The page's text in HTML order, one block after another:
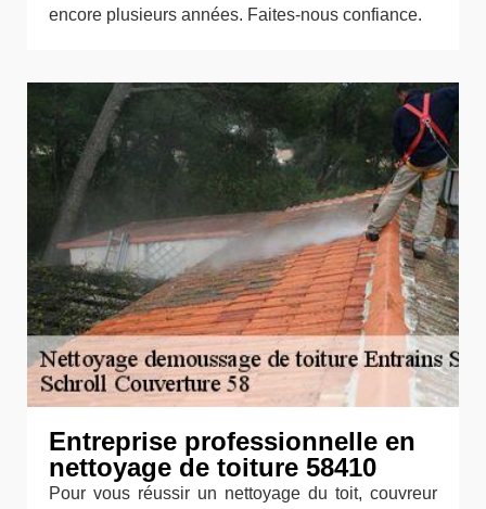
encore plusieurs années. Faites-nous confiance.
Entreprise professionnelle en
nettoyage de toiture 58410
Pour vous réussir un nettoyage du toit, couvreur